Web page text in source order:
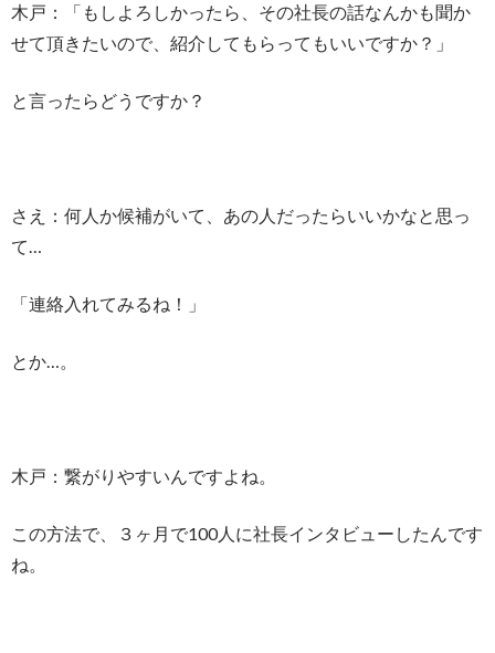
木戸：「もしよろしかったら、その社長の話なんかも聞か
せて頂きたいので、紹介してもらってもいいですか？」
と言ったらどうですか？
さえ：何人か候補がいて、あの人だったらいいかなと思っ
て…
「連絡入れてみるね！」
とか…。
木戸：繋がりやすいんですよね。
この方法で、３ヶ月で100人に社長インタビューしたんです
ね。